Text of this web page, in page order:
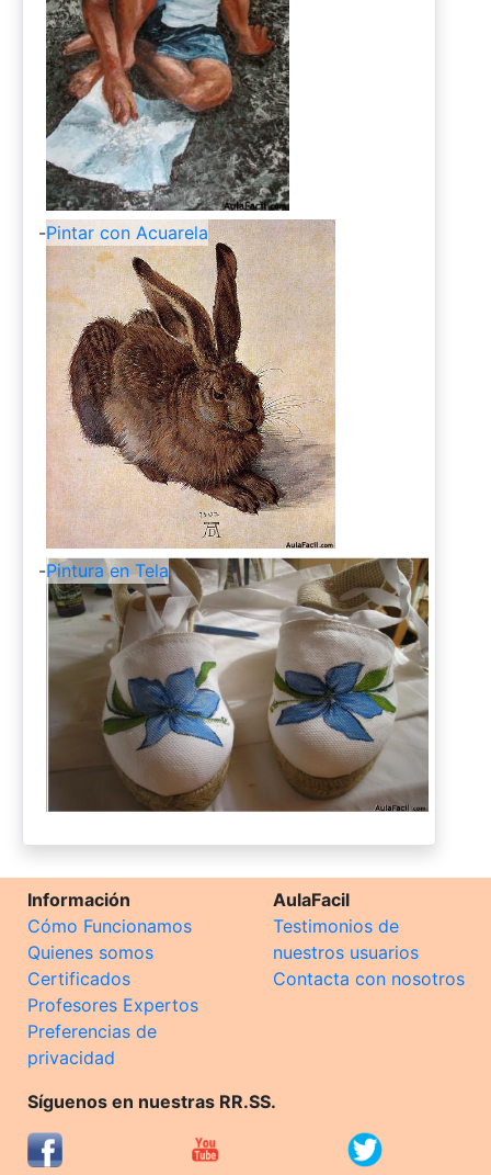
-Pintar con Acuarela
-Pintura en Tela
Información
Cómo Funcionamos
Quienes somos
Certificados
Profesores Expertos
Preferencias de
privacidad
AulaFacil
Testimonios de
nuestros usuarios
Contacta con nosotros
Síguenos en nuestras RR.SS.